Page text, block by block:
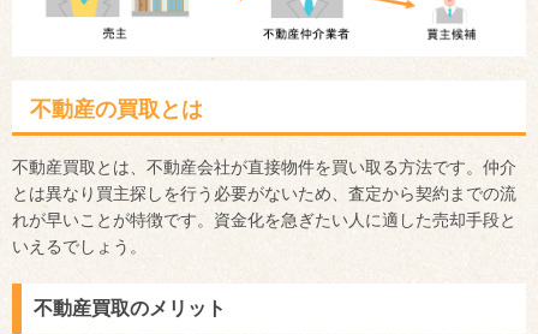
不動産の買取とは
不動産買取とは、不動産会社が直接物件を買い取る方法です。仲介
とは異なり買主探しを行う必要がないため、査定から契約までの流
れが早いことが特徴です。資金化を急ぎたい人に適した売却手段と
いえるでしょう。
不動産買取のメリット